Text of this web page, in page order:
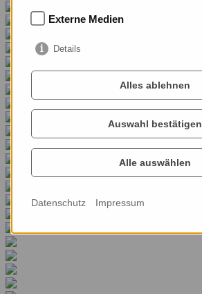
Externe Medien
Details
Alles ablehnen
Auswahl bestätigen
Alle auswählen
Datenschutz Impressum